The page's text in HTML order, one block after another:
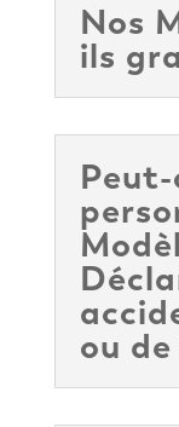
Nos
ils
Peut-
ou